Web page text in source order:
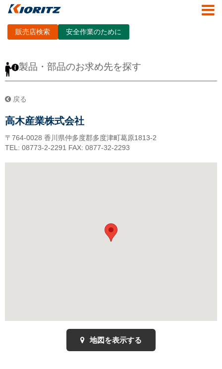
販売店検索 安全作業のために
製品・部品のお求め先を探す
戻る
高木産業株式会社
〒764-0028 香川県仲多度郡多度津町葛原1813-2
TEL: 08773-2-2291 FAX: 0877-32-2293
地図を表示する